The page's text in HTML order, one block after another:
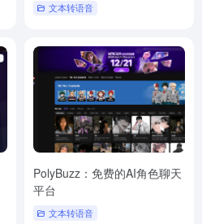
文本转语音
PolyBuzz：免费的AI角色聊天
平台
文本转语音